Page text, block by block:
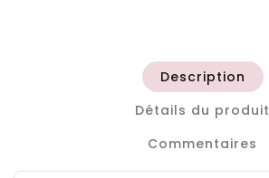
Description
Détails du produit
Commentaires